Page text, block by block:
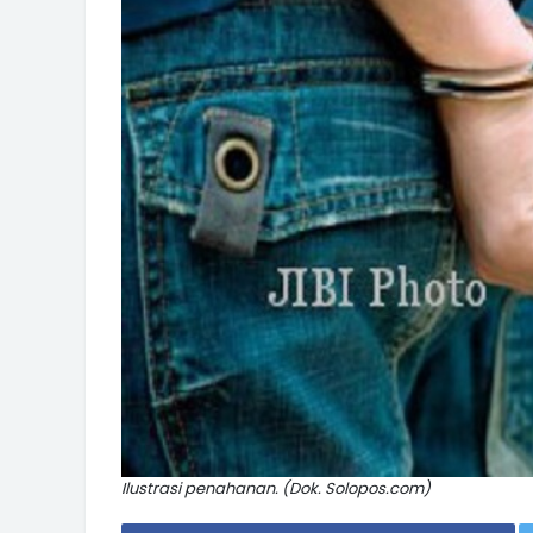
Ilustrasi penahanan. (Dok. Solopos.com)